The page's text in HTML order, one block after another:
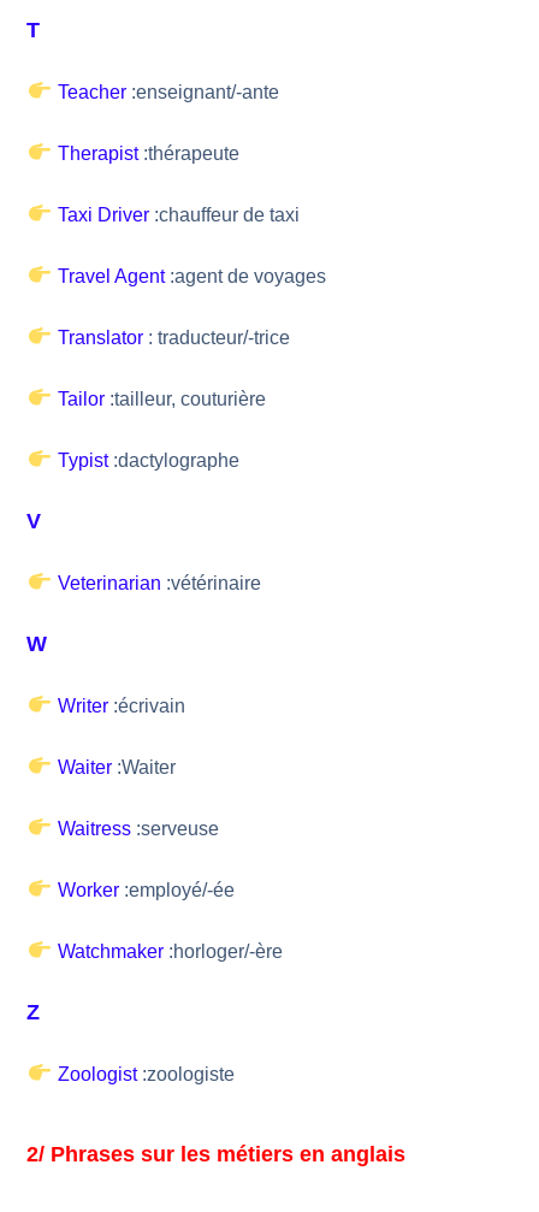
T
Teacher :enseignant/-ante
Therapist :thérapeute
Taxi Driver :chauffeur de taxi
Travel Agent:agent de voyages
Translator : traducteur/-trice
Tailor :tailleur, couturière
Typist :dactylographe
V
Veterinarian :vétérinaire
W
Writer :écrivain
Waiter :Waiter
Waitress :serveuse
Worker :employé/-ée
Watchmaker :horloger/-ère
Z
Zoologist :zoologiste
2/ Phrases sur les métiers en anglais